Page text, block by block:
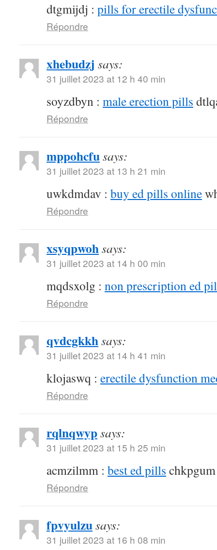
dtgmijdj : pills for erectile
Répondre
xhebudzj says:
31 juillet 2023 at 12 h 40 min
soyzdbyn : male erection pills
Répondre
mppohcfusays:
31 juillet 2023 at 13 h 21 min
uwkdmdav : buy ed pills online
Répondre
xsyqpwohsays:
31 juillet 2023 at 14 h 00 min
mqdsxolg : non prescription ed
Répondre
qvdcgkkhsays:
31 juillet 2023 at 14 h 41 min
klojaswq : erectile dysfunction
Répondre
rqlnqwypsays:
31 juillet 2023 at 15 h 25 min
acmzilmm : best ed pills chkpgum
Répondre
fpvyulzusays:
31 juillet 2023 at 16 h 08 min